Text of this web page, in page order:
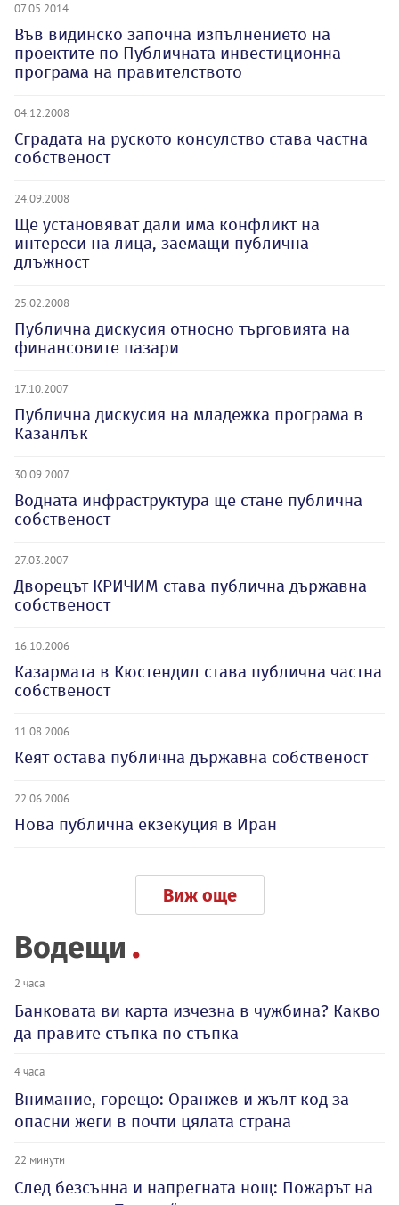
07.05.2014
Във видинско започна изпълнението на
проектите по Публичната инвестиционна
програма на правителството
04.12.2008
Сградата на руското консулство става частна
собственост
24.09.2008
Ще установяват дали има конфликт на
интереси на лица, заемащи публична
длъжност
25.02.2008
Публична дискусия относно търговията на
финансовите пазари
17.10.2007
Публична дискусия на младежка програма в
Казанлък
30.09.2007
Водната инфраструктура ще стане публична
собственост
27.03.2007
Дворецът КРИЧИМ става публична държавна
собственост
16.10.2006
Казармата в Кюстендил става публична частна
собственост
11.08.2006
Кеят остава публична държавна собственост
22.06.2006
Нова публична екзекуция в Иран
Виж още
Водещи
2 часа
Банковата ви карта изчезна в чужбина? Какво
да правите стъпка по стъпка
4 часа
Внимание, горещо: Оранжев и жълт код за
опасни жеги в почти цялата страна
22 минути
След безсънна и напрегната нощ: Пожарът на